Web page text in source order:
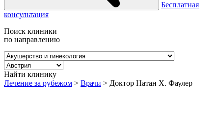
Бесплатная
консультация
Поиск клиники
по направлению
Найти клинику
Лечение за рубежом > Врачи > Доктор Натан Х. Фаулер